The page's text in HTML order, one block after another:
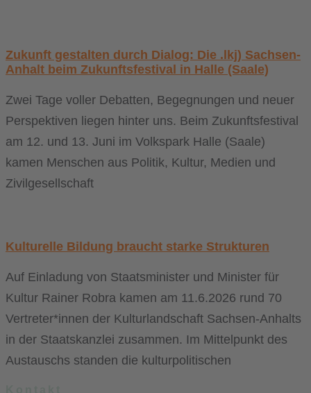
Zukunft gestalten durch Dialog: Die .lkj) Sachsen-
Anhalt beim Zukunftsfestival in Halle (Saale)
Zwei Tage voller Debatten, Begegnungen und neuer
Perspektiven liegen hinter uns. Beim Zukunftsfestival
am 12. und 13. Juni im Volkspark Halle (Saale)
kamen Menschen aus Politik, Kultur, Medien und
Zivilgesellschaft
Kulturelle Bildung braucht starke Strukturen
Auf Einladung von Staatsminister und Minister für
Kultur Rainer Robra kamen am 11.6.2026 rund 70
Vertreter*innen der Kulturlandschaft Sachsen-Anhalts
in der Staatskanzlei zusammen. Im Mittelpunkt des
Austauschs standen die kulturpolitischen